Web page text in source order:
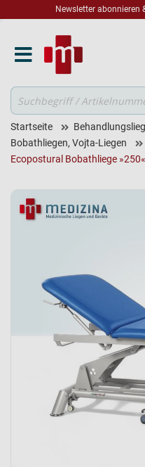
Newsletter abonnieren
Suche
Startseite
Bobathliegen, Vojta-Liegen
Ecopostural Bobathliege